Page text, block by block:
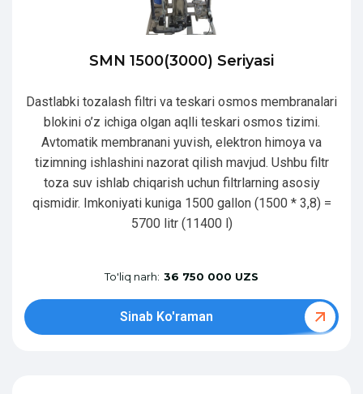
SMN 1500(3000) Seriyasi
Dastlabki tozalash filtri va teskari osmos membranalari
blokini o’z ichiga olgan aqlli teskari osmos tizimi.
Avtomatik membranani yuvish, elektron himoya va
tizimning ishlashini nazorat qilish mavjud. Ushbu filtr
toza suv ishlab chiqarish uchun filtrlarning asosiy
qismidir. Imkoniyati kuniga 1500 gallon (1500 * 3,8) =
5700 litr (11400 l)
To'liq narh: 36 750 000 UZS
Sinab Ko'raman